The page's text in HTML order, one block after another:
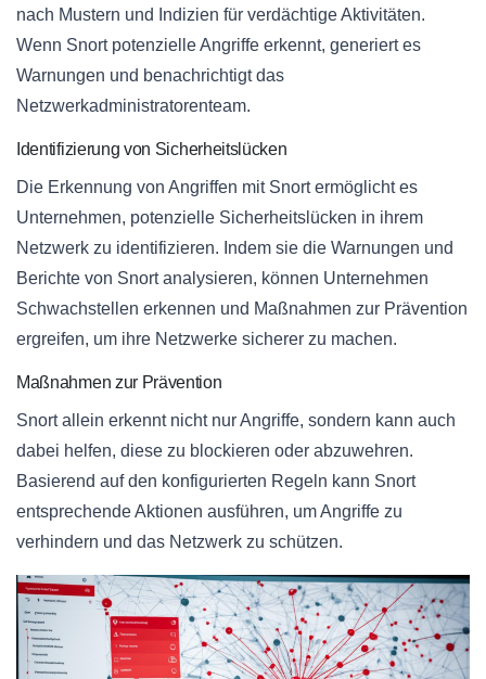
nach Mustern und Indizien für verdächtige Aktivitäten.
Wenn Snort potenzielle Angriffe erkennt, generiert es
Warnungen und benachrichtigt das
Netzwerkadministratorenteam.
Identifizierung von Sicherheitslücken
Die Erkennung von Angriffen mit Snort ermöglicht es
Unternehmen, potenzielle Sicherheitslücken in ihrem
Netzwerk zu identifizieren. Indem sie die Warnungen und
Berichte von Snort analysieren, können Unternehmen
Schwachstellen erkennen und Maßnahmen zur Prävention
ergreifen, um ihre Netzwerke sicherer zu machen.
Maßnahmen zur Prävention
Snort allein erkennt nicht nur Angriffe, sondern kann auch
dabei helfen, diese zu blockieren oder abzuwehren.
Basierend auf den konfigurierten Regeln kann Snort
entsprechende Aktionen ausführen, um Angriffe zu
verhindern und das Netzwerk zu schützen.